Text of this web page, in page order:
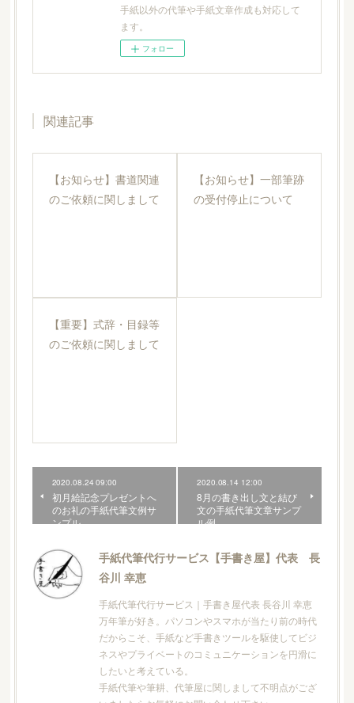
手紙以外の代筆や手紙文章作成も対応して
ます。
フォロー
関連記事
【お知らせ】書道関連
のご依頼に関しまして
【お知らせ】一部筆跡
の受付停止について
【重要】式辞・目録等
のご依頼に関しまして
2020.08.24 09:00
初月給記念プレゼントへ
のお礼の手紙代筆文例サ
ンプル
2020.08.14 12:00
8月の書き出し文と結び
文の手紙代筆文章サンプ
ル例
手紙代筆代行サービス【手書き屋】代表 長
谷川 幸恵
手紙代筆代行サービス｜手書き屋代表 長谷川 幸恵
万年筆が好き。パソコンやスマホが当たり前の時代
だからこそ、手紙など手書きツールを駆使してビジ
ネスやプライベートのコミュニケーションを円滑に
したいと考えている。
手紙代筆や筆耕、代筆屋に関しまして不明点がござ